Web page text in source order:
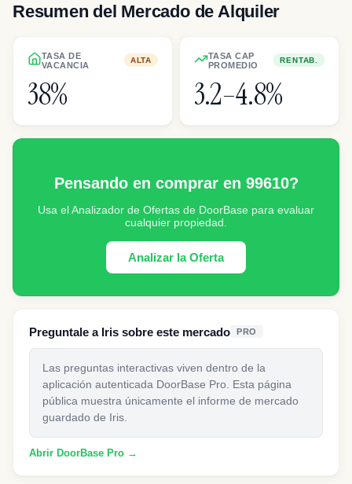
Resumen del Mercado de Alquiler
TASA DE
VACANCIA
ALTA
38%
TASA CAP
PROMEDIO
RENTAB.
3.2–4.8%
Pensando en comprar en 99610?
Usa el Analizador de Ofertas de DoorBase para evaluar
cualquier propiedad.
Analizar la Oferta
Preguntale a Iris sobre este mercado PRO
Las preguntas interactivas viven dentro de la
aplicación autenticada DoorBase Pro. Esta página
pública muestra únicamente el informe de mercado
guardado de Iris.
Abrir DoorBase Pro →